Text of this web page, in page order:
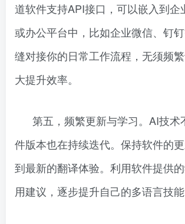
道软件支持API接口，可以嵌入到企
或办公平台中，比如企业微信、钉
缝对接你的日常工作流程，无须频
大提升效率。
第五，频繁更新与学习。AI技术
件版本也在持续迭代。保持软件的
到最新的翻译体验。利用软件提供
用建议，逐步提升自己的多语言技能